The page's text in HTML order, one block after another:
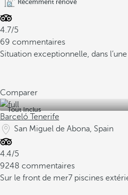
Récemment rénové
4.7/5
69 commentaires
Situation exceptionnelle, dans
Comparer
Tout Inclus
Barceló Tenerife
San Miguel de Abona, Spain
4.4/5
9248 commentaires
Sur le front de mer7 piscines